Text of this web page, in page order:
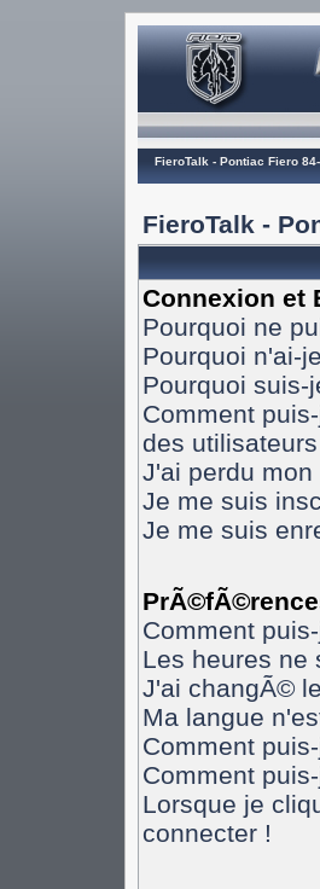
FieroTalk - Pontiac Fiero
FieroTalk -
Connexion et
Pourquoi ne
Pourquoi n'ai-
Pourquoi
Comment
des
J'ai perdu
Je me suis
Je me suis
Comment
Les heures ne
J'ai changÃ©
Ma langue
Comment
Comment
Lorsque je
connecter !